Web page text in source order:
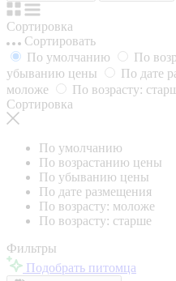
Сортировка
Сортировать
По умолчанию
По
убыванию цены
По дате
моложе
По возрасту:
Сортировка
По умолчанию
По возрастанию цены
По убыванию цены
По дате размещения
По возрасту: моложе
По возрасту: старше
Фильтры
Подобрать питомца